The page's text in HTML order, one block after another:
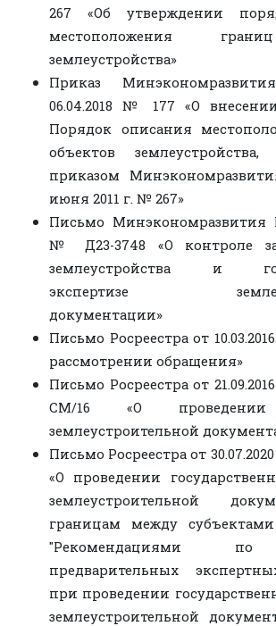
267 «Об утверждении
местоположения
землеустройства»
Приказ
06.04.2018 № 177 «О
Порядок описания
объектов землеустройства,
приказом
июня 2011 г. № 267»
Письмо Минэкономразвития
№ Д23-3748 «О контроле
землеустройства и
экспертизе
документации»
Письмо Росреестра от 10.03.2016
рассмотрении обращения»
Письмо Росреестра от
СМ/16 «О проведении
землеустроительной
Письмо Росреестра от
«О проведении
землеустроительной
границам между
"Рекомендациями по
предварительных
при проведении
землеустроительной